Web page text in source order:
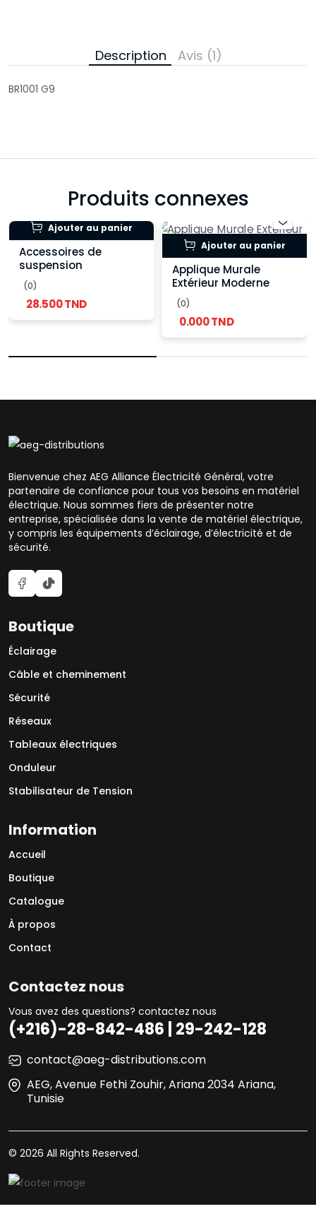
Description Avis (1)
BR1001 G9
Produits connexes
Ajouter au panier
Accessoires de
suspension
(0)
28.500 TND
Ajouter au panier
Applique Murale
Extérieur Moderne
(0)
0.000 TND
Bienvenue chez AEG Alliance Électricité Général, votre
partenaire de confiance pour tous vos besoins en matériel
électrique. Nous sommes fiers de présenter notre
entreprise, spécialisée dans la vente de matériel électrique,
y compris les équipements d’éclairage, d’électricité et de
sécurité.
Boutique
Éclairage
Câble et cheminement
Sécurité
Réseaux
Tableaux électriques
Onduleur
Stabilisateur de Tension
Information
Accueil
Boutique
Catalogue
À propos
Contact
Contactez nous
Vous avez des questions? contactez nous
(+216)-28-842-486 | 29-242-128
contact@aeg-distributions.com
AEG, Avenue Fethi Zouhir, Ariana 2034 Ariana,
Tunisie
© 2026 All Rights Reserved.